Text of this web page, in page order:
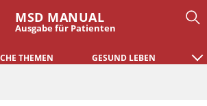
MSD MANUAL
Ausgabe für Patienten
THEMEN GESUND LEBEN